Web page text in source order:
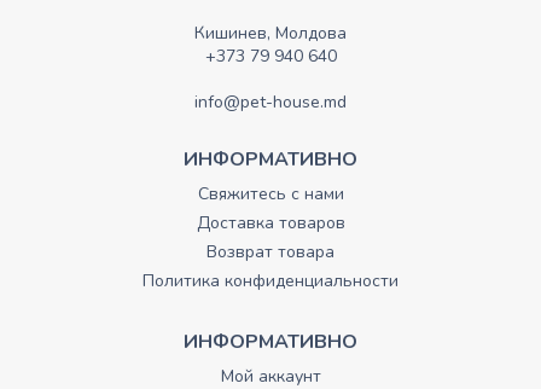
Кишинев, Молдова
+373 79 940 640
info@pet-house.md
ИНФОРМАТИВНО
Свяжитесь с нами
Доставка товаров
Возврат товара
Политика конфиденциальности
ИНФОРМАТИВНО
Мой аккаунт